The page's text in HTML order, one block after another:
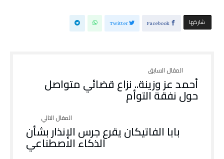
‫‫ شاركها‬ Facebook
Twitter
أحمد عز وزينة.. نزاع قضائي متواصل
حول نفقة التوأم
بابا الفاتيكان يقرع جرس الإنذار بشأن
الذكاء الاصطناعي